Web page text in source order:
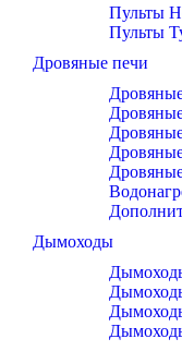
Пульты
Пульты
Дровяные печи
Дымоходы